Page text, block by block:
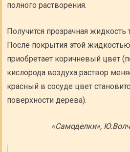
полного растворения.
Получится прозрачная жидкость
После покрытия этой
приобретает коричневый цвет
кислорода воздуха раствор
красный в сосуде цвет
поверхности дерева).
«Самоделки»,